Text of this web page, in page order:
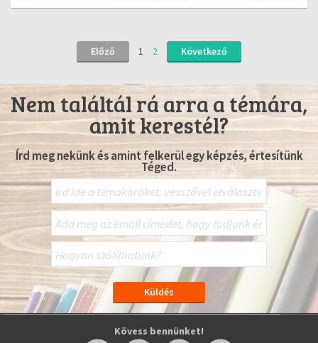
Előző 1 2 Következő
Nem találtál rá arra a témára,
amit kerestél?
Írd meg nekünk és amint felkerül egy képzés, értesítünk
Téged.
Kövess bennünket!